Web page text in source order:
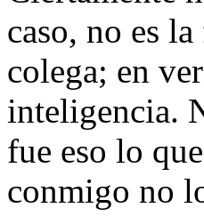
caso, no es
colega; en
inteligencia.
fue eso lo
conmigo no